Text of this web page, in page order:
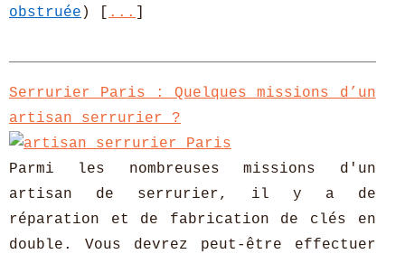
obstruée ) [ ...
Serrurier Paris : Quelques missions d’un
artisan serrurier ?
Parmi les nombreuses missions d'un
artisan de serrurier, il y a de
réparation et de fabrication de clés en
double. Vous devrez peut-être effectuer